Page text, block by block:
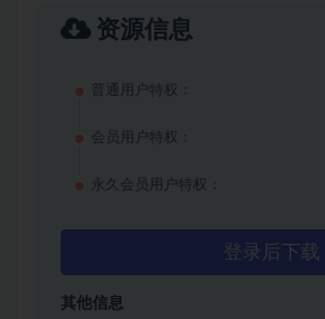
资源信息
普通用户特权：
会员用户特权：
永久会员用户特权：
登录后下载
其他信息